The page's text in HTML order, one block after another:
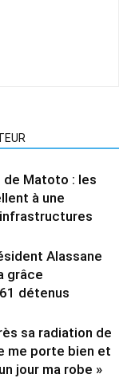
de Matoto : les
à une
Alassane
grâce
détenus
sa radiation de
me porte bien et
jour ma robe »